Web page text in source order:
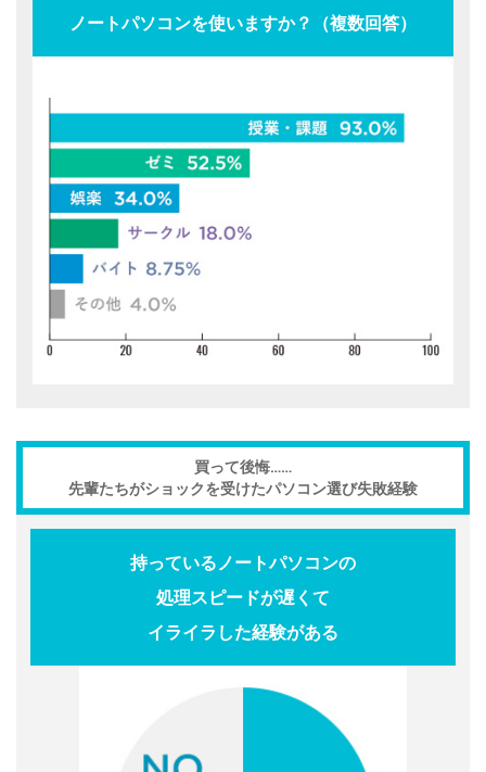
ノートパソコンを使いますか？（複数回答）
買って後悔……
先輩たちがショックを受けたパソコン選び失敗経験
持っているノートパソコンの
処理スピードが遅くて
イライラした経験がある